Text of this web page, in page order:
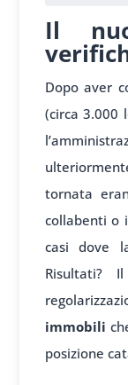
Il
Dopo aver
(circa 3.000
tornata
collabenti o
casi dove
Risultati?
immobili
posizione